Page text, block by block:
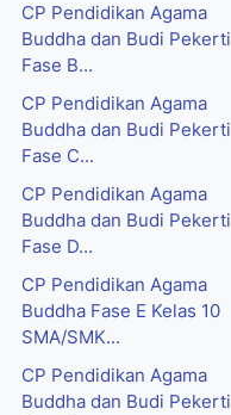
CP Pendidikan Agama
Buddha dan Budi Pekerti
Fase B...
CP Pendidikan Agama
Buddha dan Budi Pekerti
Fase C...
CP Pendidikan Agama
Buddha dan Budi Pekerti
Fase D...
CP Pendidikan Agama
Buddha Fase E Kelas 10
SMA/SMK...
CP Pendidikan Agama
Buddha dan Budi Pekerti